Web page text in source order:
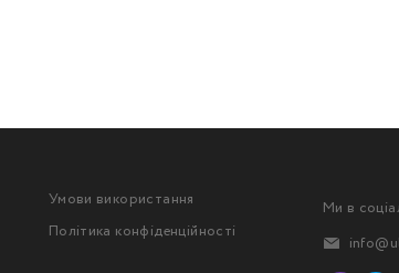
Умови використання
Політика конфіденційності
Ми в